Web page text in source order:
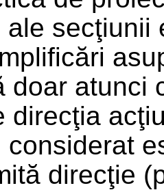
ale secţiunii
doar atunci
direcţia
considerat
direcţie